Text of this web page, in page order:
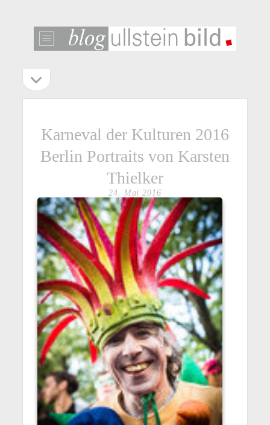
ullstein
bild
Seitenleiste
öffnen
Karneval der Kulturen 2016
Berlin Portraits von Karsten
Thielker
24. Mai 2016